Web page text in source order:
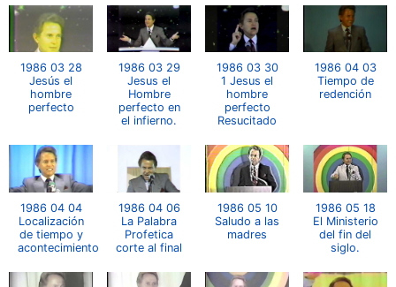
1986 03 28
Jesús el
hombre
perfecto
1986 03 29
Jesus el
Hombre
perfecto en
el infierno.
1986 03 30
1 Jesus el
hombre
perfecto
Resucitado
1986 04 03
Tiempo de
redención
1986 04 04
Localización
de tiempo y
acontecimiento
1986 04 06
La Palabra
Profetica
corte al final
1986 05 10
Saludo a las
madres
1986 05 18
El Ministerio
del fin del
siglo.